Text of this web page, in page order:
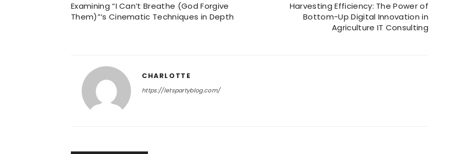
Examining “I Can’t Breathe (God Forgive
Them)”‘s Cinematic Techniques in Depth
Harvesting Efficiency: The Power of
Bottom-Up Digital Innovation in
Agriculture IT Consulting
CHARLOTTE
https://letspartyblog.com/